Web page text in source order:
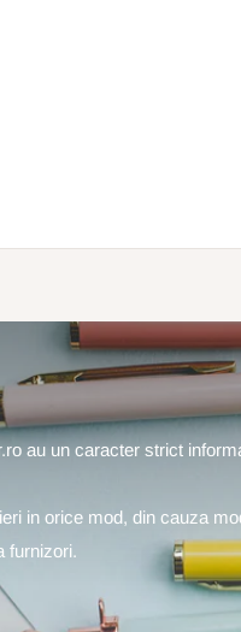
au un caracter strict
in orice mod, din cauza
furnizori.